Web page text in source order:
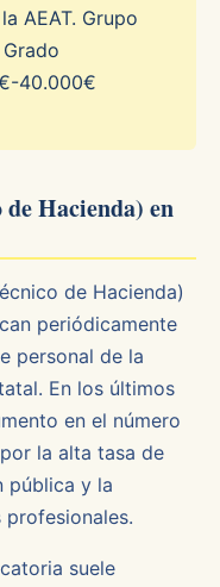
AEAT. Grupo
40.000€
Hacienda) en
de Hacienda)
periódicamente
personal de la
En los últimos
en el número
la alta tasa de
pública y la
suele